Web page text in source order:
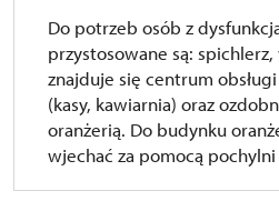
Do potrzeb osób z
przystosowane są:
znajduje się centrum
(kasy, kawiarnia) oraz
oranżerią. Do budynku
wjechać za pomocą